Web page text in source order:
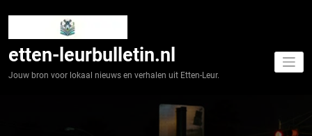
etten-leurbulletin.nl
Jouw bron voor lokaal nieuws en verhalen uit Etten-Leur.